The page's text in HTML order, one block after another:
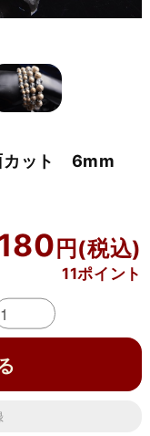
カット 6mm
11ポイント